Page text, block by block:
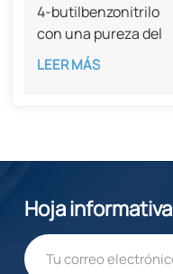
4-butilbenzonitrilo
con una pureza del
98%, CAS 20651-
73-4
LEER MÁS
Hoja informativa